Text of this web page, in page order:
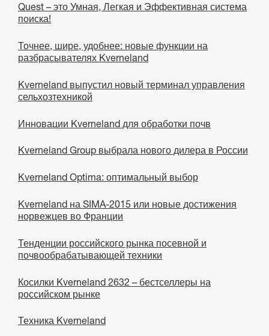
Quest – это Умная, Легкая и Эффективная система
поиска!
Точнее, шире, удобнее: новые функции на
разбрасывателях Kverneland
Kverneland выпустил новый терминал управления
сельхозтехникой
Инновации Kverneland для обработки почв
Kverneland Group выбрала нового дилера в России
Kverneland Optima: оптимальный выбор
Kverneland на SIMA-2015 или новые достижения
норвежцев во Франции
Тенденции российского рынка посевной и
почвообрабатывающей техники
Косилки Kverneland 2632 – бестселлеры на
российском рынке
Техника Kverneland